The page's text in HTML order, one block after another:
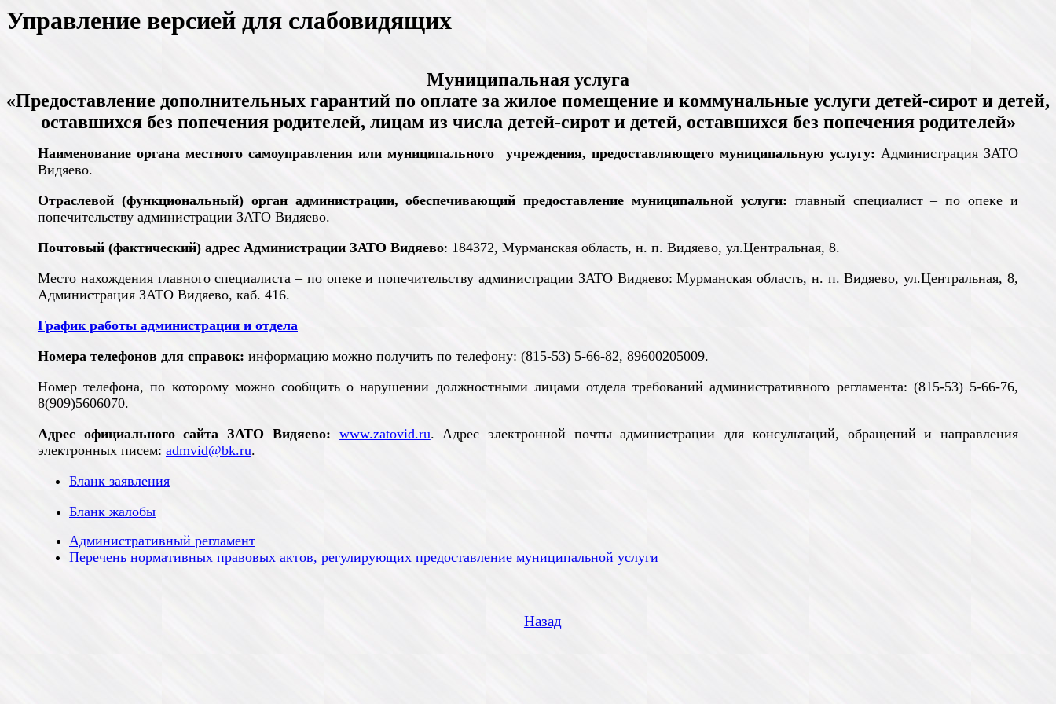
Управление версией для слабовидящих
Муниципальная услуга
«Предоставление дополнительных гарантий по оплате за жилое помещение и коммунальные услуги детей-сирот и детей,
оставшихся без попечения родителей, лицам из числа детей-сирот и детей, оставшихся без попечения родителей»
Наименованиеоргана местного самоуправления или муниципального учреждения, предоставляющего муниципальную услугу: Администрация ЗАТО
Видяево.
Отраслевой (функциональный) орган администрации, обеспечивающий предоставление муниципальной услуги: главный специалист – по опеке и
попечительству администрации ЗАТО Видяево.
Почтовый (фактический) адрес Администрации ЗАТО Видяево: 184372, Мурманская область, н. п. Видяево, ул.Центральная, 8.
Место нахождения главного специалиста – по опеке и попечительству администрации ЗАТО Видяево: Мурманская область, н. п. Видяево, ул.Центральная, 8,
Администрация ЗАТО Видяево, каб. 416.
График работы администрации и отдела
Номера телефонов для справок: информацию можно получить по телефону: (815-53) 5-66-82, 89600205009.
Номер телефона, по которому можно сообщить о нарушении должностными лицами отдела требований административного регламента: (815-53) 5-66-76,
8(909)5606070.
Адрес официального сайта ЗАТО Видяево: www.zatovid.ru. Адрес электронной почты администрации для консультаций, обращений и направления
электронных писем: admvid@bk.ru.
Бланк заявления
Бланк жалобы
Административный регламент
Перечень нормативных правовых актов, регулирующих предоставление муниципальной услуги
Назад